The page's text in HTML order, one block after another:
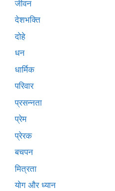
जीवन
देशभक्ति
दोहे
धन
धार्मिक
परिवार
प्रसन्नता
प्रेम
प्रेरक
बचपन
मित्रता
योग और ध्यान